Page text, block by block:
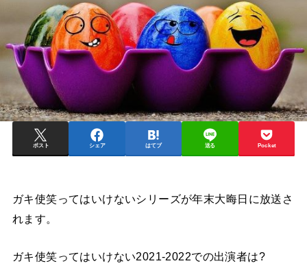
ポスト シェア はてブ 送る Pocket
ガキ使笑ってはいけないシリーズが年末大晦日に放送さ
れます。
ガキ使笑ってはいけない2021-2022での出演者は?